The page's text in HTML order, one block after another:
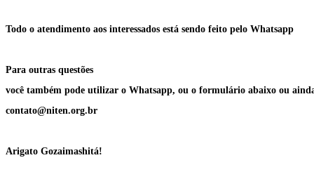
Todo o atendimento aos interessados está sendo feito pelo Whatsapp
Para outras questões
você também pode utilizar o Whatsapp, ou o formulário abaixo ou
contato@niten.org.br
Arigato Gozaimashitá!